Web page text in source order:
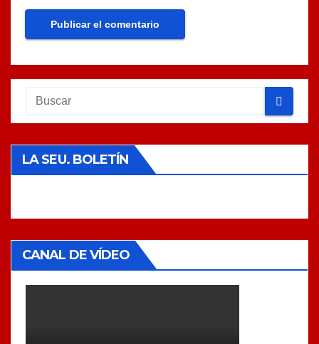
LA SEU. BOLETÍN
CANAL DE VÍDEO